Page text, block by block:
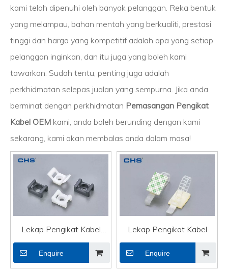
kami telah dipenuhi oleh banyak pelanggan. Reka bentuk
yang melampau, bahan mentah yang berkualiti, prestasi
tinggi dan harga yang kompetitif adalah apa yang setiap
pelanggan inginkan, dan itu juga yang boleh kami
tawarkan. Sudah tentu, penting juga adalah
perkhidmatan selepas jualan yang sempurna. Jika anda
berminat dengan perkhidmatan Pemasangan Pengikat
Kabel OEM kami, anda boleh berunding dengan kami
sekarang, kami akan membalas anda dalam masa!
Lekap Pengikat Kabel
OEM Kecil Pemegang
Pengikat Kabel Wayar
Enquire
Lekap Pengikat Kabel
OEM Melekit Pengapit
Kabel Boleh Laras Wayar
Enquire